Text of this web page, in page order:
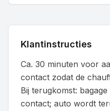
Klantinstructies
Ca. 30 minuten voor
contact zodat de
Bij terugkomst:
contact; auto wordt